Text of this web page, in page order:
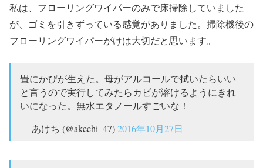
私は、フローリングワイパーのみで床掃除していました
が、ゴミを引きずっている感覚がありました。掃除機後の
フローリングワイパーがけは大切だと思います。
畳にかびが生えた。母がアルコールで拭いたらいい
と言うので実行してみたらカビが溶けるようにきれ
いになった。無水エタノールすごいな！
— あけち (@akechi_47)2016年10月27日